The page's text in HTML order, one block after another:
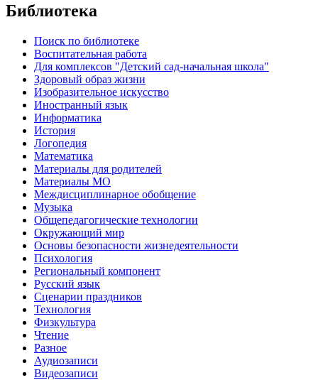
Библиотека
Поиск по библиотеке
Воспитательная работа
Для комплексов "Детский сад-начальная школа"
Здоровый образ жизни
Изобразительное искусство
Иностранный язык
Информатика
История
Логопедия
Математика
Материалы для родителей
Материалы МО
Междисциплинарное обобщение
Музыка
Общепедагогические технологии
Окружающий мир
Основы безопасности жизнедеятельности
Психология
Региональный компонент
Русский язык
Сценарии праздников
Технология
Физкультура
Чтение
Разное
Аудиозаписи
Видеозаписи